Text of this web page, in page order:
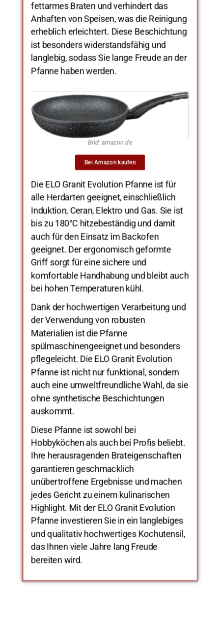
fettarmes Braten und verhindert das
Anhaften von Speisen, was die Reinigung
erheblich erleichtert. Diese Beschichtung
ist besonders widerstandsfähig und
langlebig, sodass Sie lange Freude an der
Pfanne haben werden.
Bild: amazon.de
Bei Amazon kaufen
Die ELO Granit Evolution Pfanne ist für
alle Herdarten geeignet, einschließlich
Induktion, Ceran, Elektro und Gas. Sie ist
bis zu 180°C hitzebeständig und damit
auch für den Einsatz im Backofen
geeignet. Der ergonomisch geformte
Griff sorgt für eine sichere und
komfortable Handhabung und bleibt auch
bei hohen Temperaturen kühl.
Dank der hochwertigen Verarbeitung und
der Verwendung von robusten
Materialien ist die Pfanne
spülmaschinengeeignet und besonders
pflegeleicht. Die ELO Granit Evolution
Pfanne ist nicht nur funktional, sondern
auch eine umweltfreundliche Wahl, da sie
ohne synthetische Beschichtungen
auskommt.
Diese Pfanne ist sowohl bei
Hobbyköchen als auch bei Profis beliebt.
Ihre herausragenden Brateigenschaften
garantieren geschmacklich
unübertroffene Ergebnisse und machen
jedes Gericht zu einem kulinarischen
Highlight. Mit der ELO Granit Evolution
Pfanne investieren Sie in ein langlebiges
und qualitativ hochwertiges Kochutensil,
das Ihnen viele Jahre lang Freude
bereiten wird.